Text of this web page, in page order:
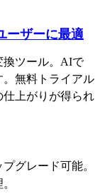
ーザーに最適
換ツール。AIで
無料トライアル
上がりが得られ
グレード可能。